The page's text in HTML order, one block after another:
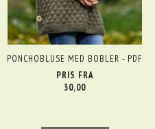
PONCHOBLUSE MED BOBLER - PDF
PRIS FRA
30,00